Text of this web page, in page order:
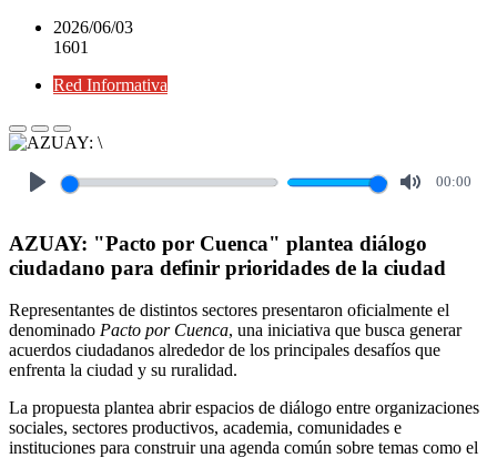
2026/06/03
1601
Red Informativa
00:00
AZUAY: "Pacto por Cuenca" plantea diálogo
ciudadano para definir prioridades de la ciudad
Representantes de distintos sectores presentaron oficialmente el
denominado Pacto por Cuenca, una iniciativa que busca generar
acuerdos ciudadanos alrededor de los principales desafíos que
enfrenta la ciudad y su ruralidad.
La propuesta plantea abrir espacios de diálogo entre organizaciones
sociales, sectores productivos, academia, comunidades e
instituciones para construir una agenda común sobre temas como el